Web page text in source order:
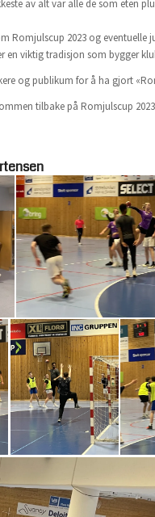
av alt var alle de som
Romjulscup 2023 og
en viktig tradisjon som bygger
og publikum for å ha gjort
tilbake på Romjulscup